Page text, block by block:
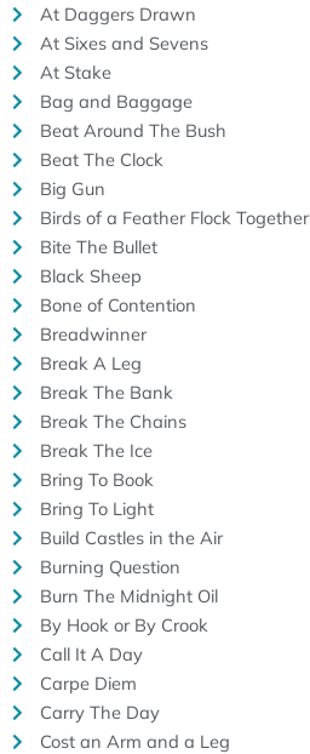
At Daggers Drawn
At Sixes and Sevens
At Stake
Bag and Baggage
Beat Around The Bush
Beat The Clock
Big Gun
Birds of a Feather Flock Together
Bite The Bullet
Black Sheep
Bone of Contention
Breadwinner
Break A Leg
Break The Bank
Break The Chains
Break The Ice
Bring To Book
Bring To Light
Build Castles in the Air
Burning Question
Burn The Midnight Oil
By Hook or By Crook
Call It A Day
Carpe Diem
Carry The Day
Cost an Arm and a Leg